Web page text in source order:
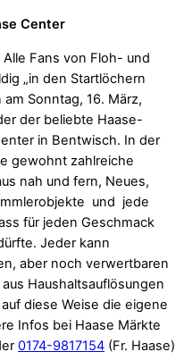
Center
Fans von Floh- und
„in den Startlöchern
Sonntag, 16. März,
der beliebte Haase-
in Bentwisch. In der
gewohnt zahlreiche
nah und fern, Neues,
und jede
für jeden Geschmack
Jeder kann
aber noch verwertbaren
Haushaltsauflösungen
diese Weise die eigene
Infos bei Haase Märkte
0174-9817154 (Fr. Haase)